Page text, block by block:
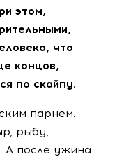
ри этом,
что
концов,
по скайпу.
парнем.
рыбу,
А после ужина